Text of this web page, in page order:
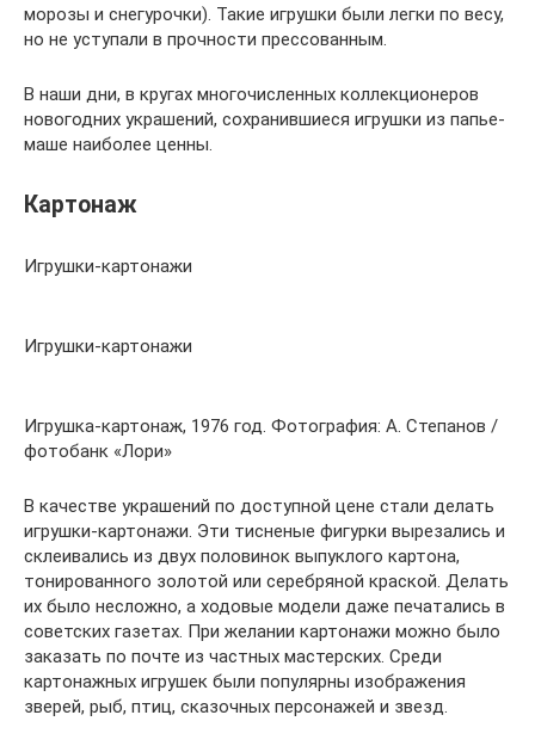
морозы и снегурочки). Такие игрушки были легки по весу,
но не уступали в прочности прессованным.
В наши дни, в кругах многочисленных коллекционеров
новогодних украшений, сохранившиеся игрушки из папье-
маше наиболее ценны.
Картонаж
Игрушки-картонажи
Игрушки-картонажи
Игрушка-картонаж, 1976 год. Фотография: А. Степанов /
фотобанк «Лори»
В качестве украшений по доступной цене стали делать
игрушки-картонажи. Эти тисненые фигурки вырезались и
склеивались из двух половинок выпуклого картона,
тонированного золотой или серебряной краской. Делать
их было несложно, а ходовые модели даже печатались в
советских газетах. При желании картонажи можно было
заказать по почте из частных мастерских. Среди
картонажных игрушек были популярны изображения
зверей, рыб, птиц, сказочных персонажей и звезд.